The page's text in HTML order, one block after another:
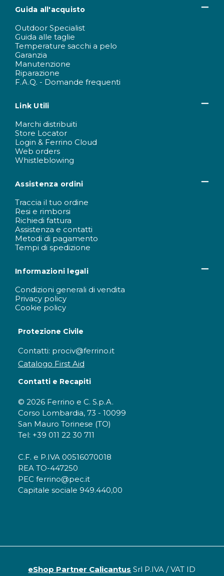
Guida all'acquisto
Outdoor Specialist
Guida alle taglie
Temperature sacchi a pelo
Garanzia
Manutenzione
Riparazione
F.A.Q. - Domande frequenti
Link Utili
Marchi distribuiti
Store Locator
Login & Ferrino Cloud
Web orders
Whistleblowing
Assistenza ordini
Traccia il tuo ordine
Resi e rimborsi
Richiedi fattura
Assistenza e contatti
Metodi di pagamento
Tempi di spedizione
Informazioni legali
Condizioni generali di vendita
Privacy policy
Cookie policy
Protezione Civile
Contatti: prociv@ferrino.it
Catalogo First Aid
Contatti e Recapiti
© 2026 Ferrino e C. S.p.A.
Corso Lombardia, 73 - 10099
San Mauro Torinese (TO)
Tel: +39 011 22 30 711
C.F. e P.IVA 00516070018
REA TO-447250
PEC ferrino@pec.it
Capitale sociale 949.440,00
eShop Partner Calicantus Srl P.IVA / VAT ID